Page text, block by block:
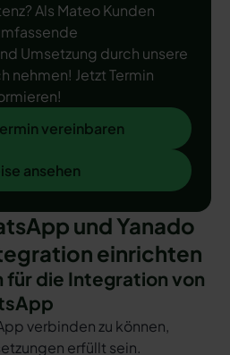
Als Mateo Kunden
Umsetzung durch unsere
nehmen! Jetzt Termin
vereinbaren
ansehen
und Yanado
einrichten
für die Integration von
verbinden zu können,
erfüllt sein.